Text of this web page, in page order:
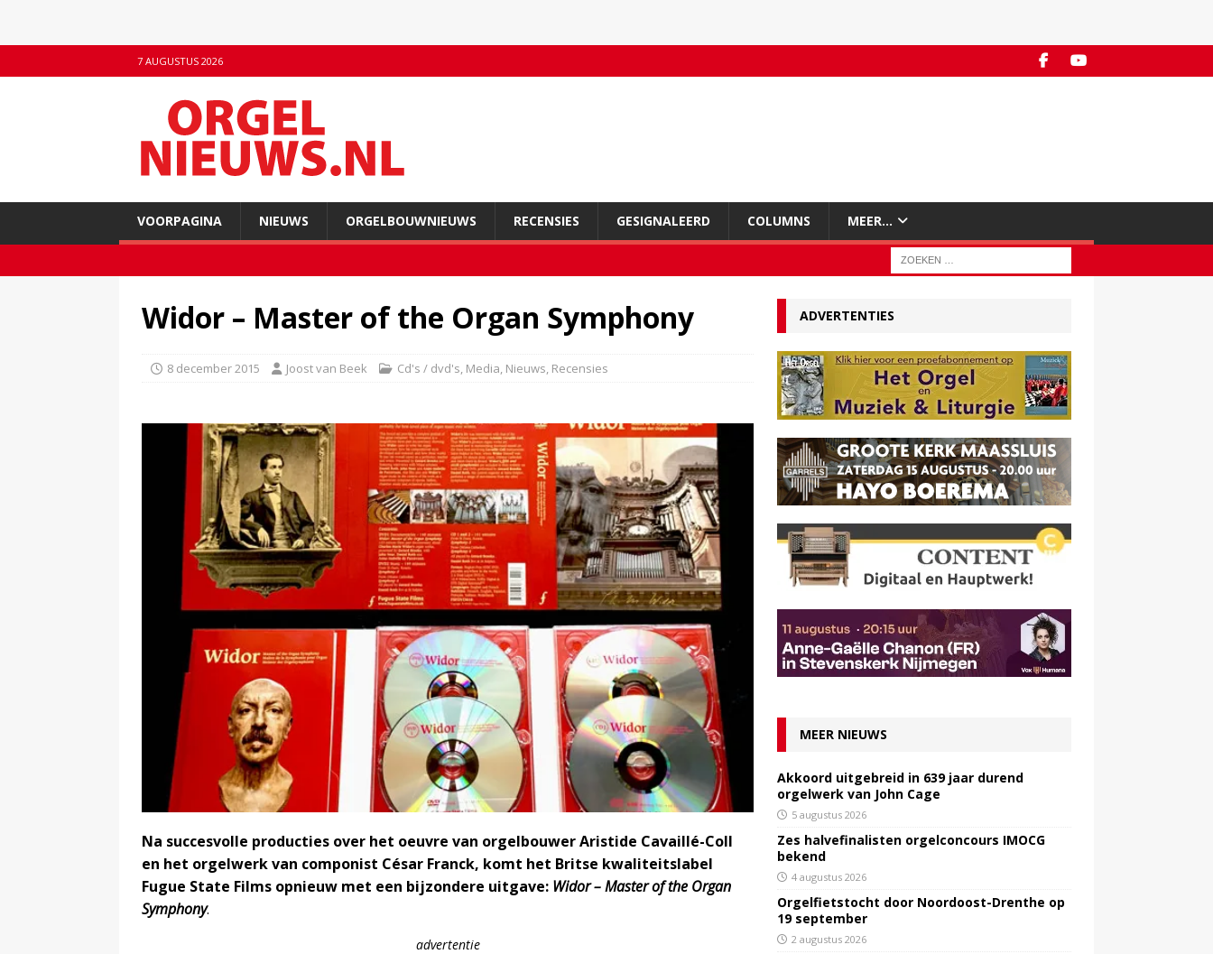
7 AUGUSTUS 2026
VOORPAGINA NIEUWS ORGELBOUWNIEUWS RECENSIES GESIGNALEERD COLUMNS MEER…
Widor – Master of the Organ Symphony
8 december 2015 Joost van Beek Cd's / dvd's, Media, Nieuws, Recensies
Na succesvolle producties over het oeuvre van orgelbouwer Aristide Cavaillé-Coll
en het orgelwerk van componist César Franck, komt het Britse kwaliteitslabel
Fugue State Films opnieuw met een bijzondere uitgave: Widor – Master of the Organ
Symphony.
advertentie
ADVERTENTIES
MEER NIEUWS
Akkoord uitgebreid in 639 jaar durend
orgelwerk van John Cage
5 augustus 2026
Zes halvefinalisten orgelconcours IMOCG
bekend
4 augustus 2026
Orgelfietstocht door Noordoost-Drenthe op
19 september
2 augustus 2026